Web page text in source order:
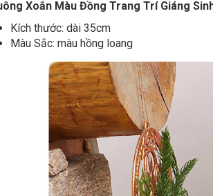
Xoắn Màu Đồng Trang Trí Giáng
Kích thước: dài 35cm
Màu Sắc: màu hồng loang